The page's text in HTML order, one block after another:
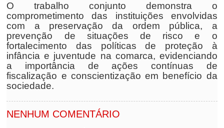
O trabalho conjunto demonstra o
comprometimento das instituições envolvidas
com a preservação da ordem pública, a
prevenção de situações de risco e o
fortalecimento das políticas de proteção à
infância e juventude na comarca, evidenciando
a importância de ações contínuas de
fiscalização e conscientização em benefício da
sociedade.
NENHUM COMENTÁRIO